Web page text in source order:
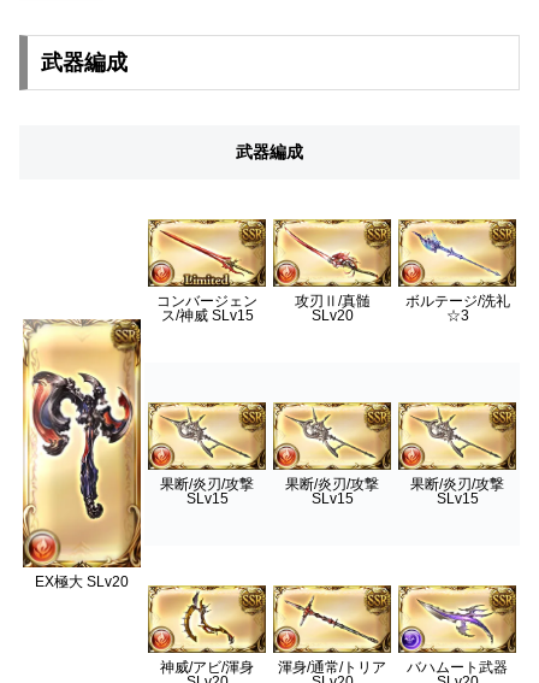
武器編成
武器編成
EX極大 SLv20
コンバージェン
ス/神威 SLv15
攻刃Ⅱ/真髄
SLv20
ボルテージ/洗礼
☆3
果断/炎刃/攻撃
SLv15
果断/炎刃/攻撃
SLv15
果断/炎刃/攻撃
SLv15
神威/アビ/渾身
渾身/通常/トリア
バハムート武器